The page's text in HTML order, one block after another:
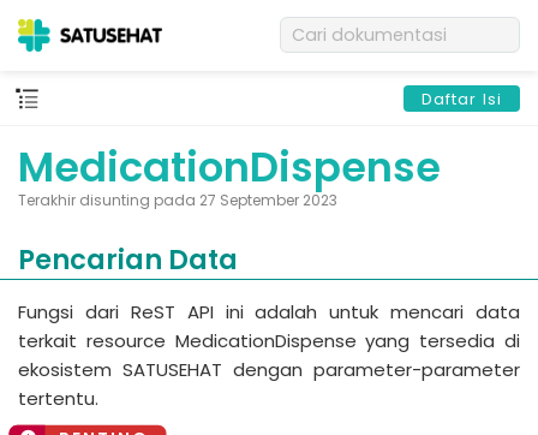
Daftar Isi
MedicationDispense
Terakhir disunting pada 27 September 2023
Pencarian Data
Fungsi dari ReST API ini adalah untuk mencari data
terkait resource MedicationDispense yang tersedia di
ekosistem SATUSEHAT dengan parameter-parameter
tertentu.